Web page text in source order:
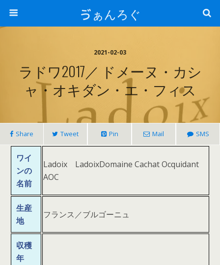
ゔぁんろぐ
2021-02-03
ラドワ2017／ ドメーヌ・カシ
ャ・オキダン・エ・フィス
Share Tweet Pin Mail SMS
ワイ
ンの
名前
Ladoix LadoixDomaine Cachat Ocquidant
AOC
生産
地
フランス／ブルゴーニュ
収穫
年